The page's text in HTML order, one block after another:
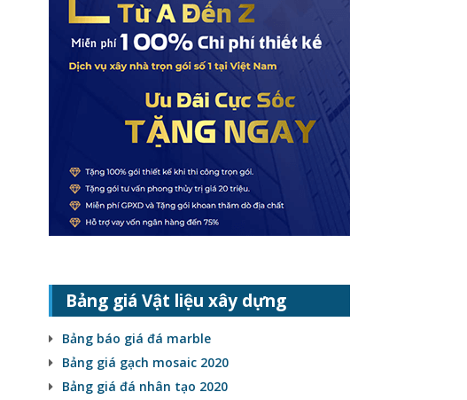
Bảng giá Vật liệu xây dựng
Bảng báo giá đá marble
Bảng giá gạch mosaic 2020
Bảng giá đá nhân tạo 2020